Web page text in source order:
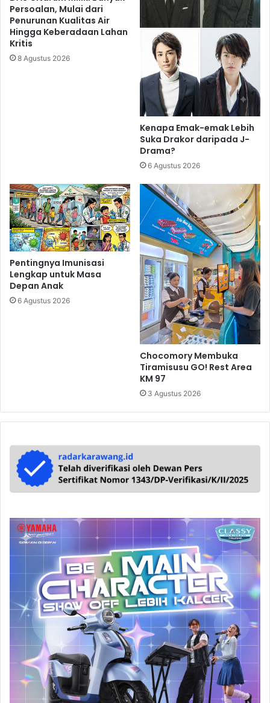
Persoalan, Mulai dari
Penurunan Kualitas Air
Hingga Keberadaan Lahan
Kritis
8 Agustus 2026
Kenapa Emak-emak Lebih
Suka Drakor daripada J-
Drama?
6 Agustus 2026
Pentingnya Imunisasi
Lengkap untuk Masa
Depan Anak
6 Agustus 2026
Chocomory Membuka
Tiramisusu GO! Rest Area
KM 97
3 Agustus 2026